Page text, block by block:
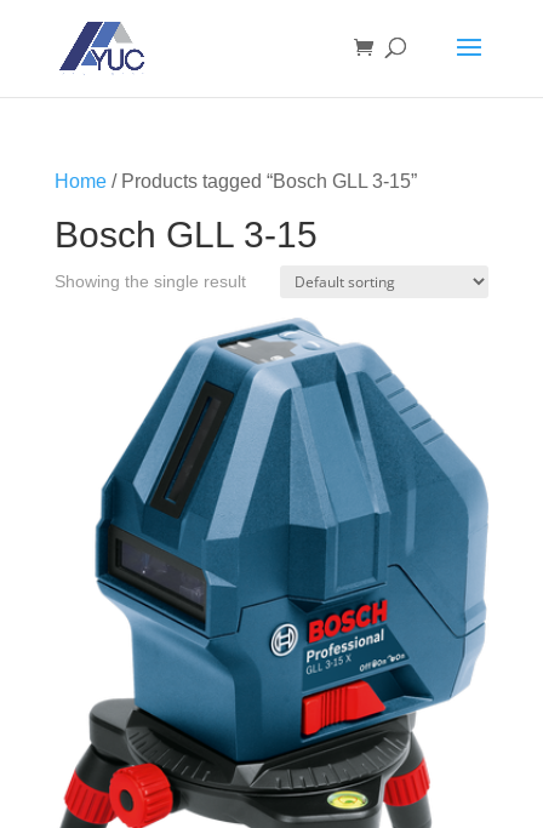
Home/ Products tagged “Bosch GLL 3-15”
Bosch GLL 3-15
Showing the single result